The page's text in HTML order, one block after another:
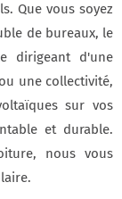
Que vous soyez
de bureaux, le
dirigeant d'une
une collectivité,
sur vos
et durable.
nous vous